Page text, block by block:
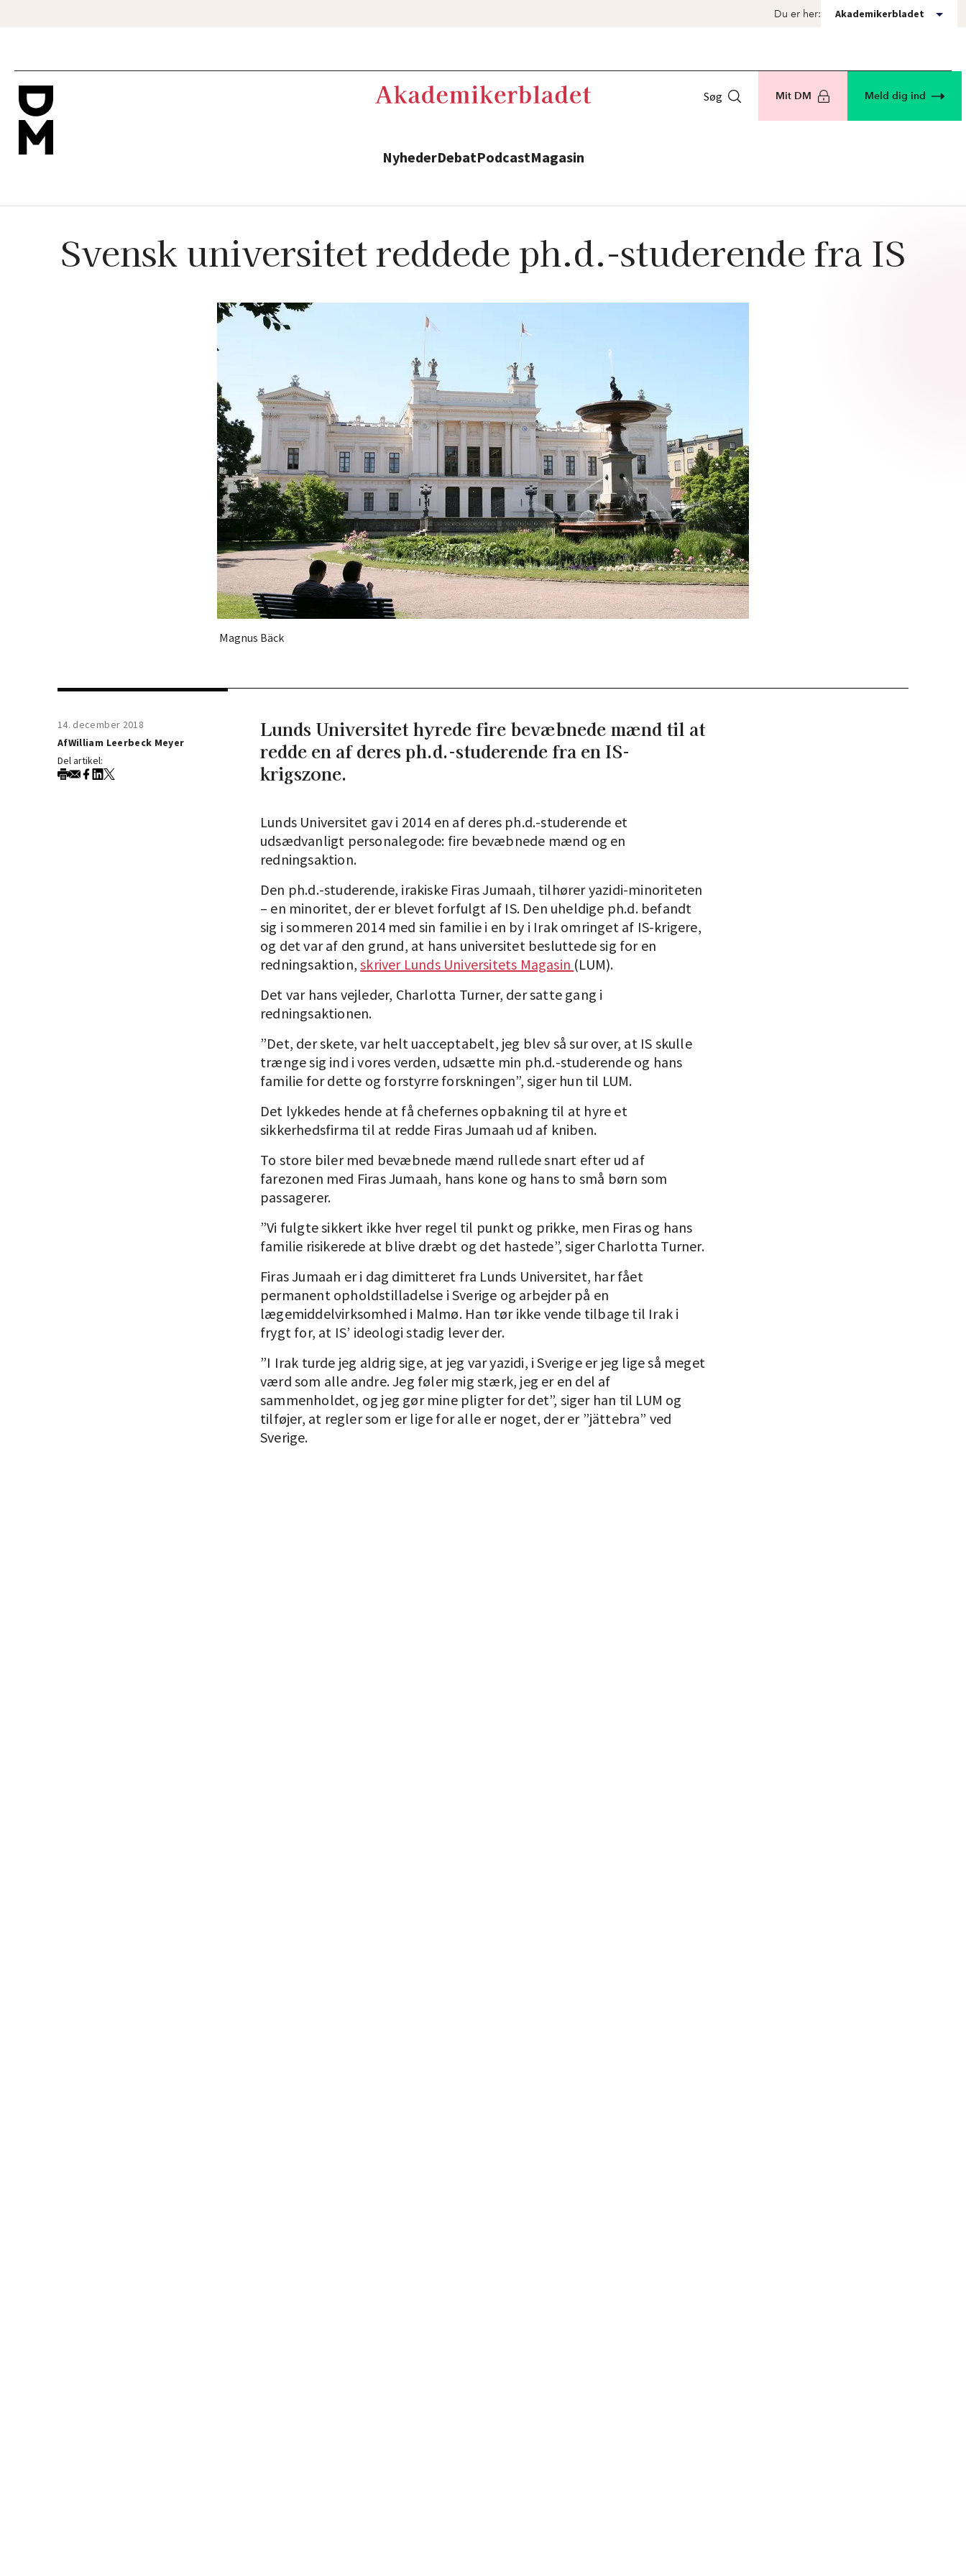
Du er her: Akademikerbladet
NyhederDebatPodcastMagasin
Søg Mit DM Meld dig ind
Svensk universitet reddede ph.d.-studerende fra IS
Magnus Bäck
14. december 2018
AfWilliam Leerbeck Meyer
Del artikel:
Lunds Universitet hyrede fire bevæbnede mænd til at
redde en af deres ph.d.-studerende fra en IS-
krigszone.
Lunds Universitet gav i 2014 en af deres ph.d.-studerende et
udsædvanligt personalegode: fire bevæbnede mænd og en
redningsaktion.
Den ph.d.-studerende, irakiske Firas Jumaah, tilhører yazidi-minoriteten
– en minoritet, der er blevet forfulgt af IS. Den uheldige ph.d. befandt
sig i sommeren 2014 med sin familie i en by i Irak omringet af IS-krigere,
og det var af den grund, at hans universitet besluttede sig for en
redningsaktion,skriver Lunds Universitets Magasin (LUM).
Det var hans vejleder, Charlotta Turner, der satte gang i
redningsaktionen.
”Det, der skete, var helt uacceptabelt, jeg blev så sur over, at IS skulle
trænge sig ind i vores verden, udsætte min ph.d.-studerende og hans
familie for dette og forstyrre forskningen”, siger hun til LUM.
Det lykkedes hende at få chefernes opbakning til at hyre et
sikkerhedsfirma til at redde Firas Jumaah ud af kniben.
To store biler med bevæbnede mænd rullede snart efter ud af
farezonen med Firas Jumaah, hans kone og hans to små børn som
passagerer.
”Vi fulgte sikkert ikke hver regel til punkt og prikke, men Firas og hans
familie risikerede at blive dræbt og det hastede”, siger Charlotta Turner.
Firas Jumaah er i dag dimitteret fra Lunds Universitet, har fået
permanent opholdstilladelse i Sverige og arbejder på en
lægemiddelvirksomhed i Malmø. Han tør ikke vende tilbage til Irak i
frygt for, at IS’ ideologi stadig lever der.
”I Irak turde jeg aldrig sige, at jeg var yazidi, i Sverige er jeg lige så meget
værd som alle andre. Jeg føler mig stærk, jeg er en del af
sammenholdet, og jeg gør mine pligter for det”, siger han til LUM og
tilføjer, at regler som er lige for alle er noget, der er ”jättebra” ved
Sverige.